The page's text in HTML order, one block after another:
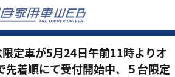
定車が5月24日午前11時よりオ
先着順にて受付開始中、５台限定